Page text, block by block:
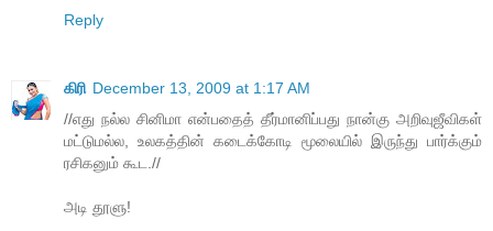
Reply
கிரி December 13, 2009 at 1:17 AM
//எது நல்ல சினிமா என்பதைத் தீர்மானிப்பது நான்கு அறிவுஜீவிகள்
மட்டுமல்ல, உலகத்தின் கடைக்கோடி மூலையில் இருந்து பார்க்கும்
ரசிகனும் கூட.//
அடி தூளு!